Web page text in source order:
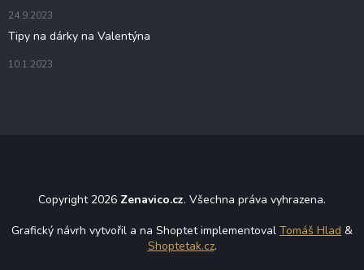
24.9.2023
Tipy na dárky na Valentýna
10.1.2023
Copyright 2026 Zenavico.cz. Všechna práva vyhrazena.
Grafický návrh vytvořil a na Shoptet implementoval Tomáš Hlad &
Shoptetak.cz.